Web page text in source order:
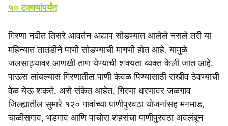
५० टक्क्यांपर्यंत
गिरणा नदीत तिसरे आवर्तन अद्याप सोडण्यात आलेले नसले तरी या
महिन्यात तातडीने पाणी सोडण्याची मागणी होत आहे. यामुळे
जलसाठ्यावर आणखी ताण येण्याची शक्यता व्यक्त केली जात आहे.
पाऊस लांबल्यास गिरणातील पाणी केवळ पिण्यासाठी राखीव ठेवण्याची
वेळ येऊ शकते, असे संकेत आहेत. गिरणा धरणावर जळगाव
जिल्ह्यातील सुमारे १२० गावांच्या पाणीपुरवठा योजनांसह मनमाड,
चाळीसगाव, भडगाव आणि पाचोरा शहरांचा पाणीपुरवठा अवलंबून